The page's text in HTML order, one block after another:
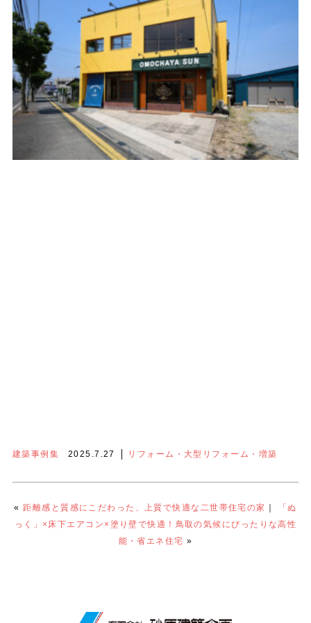
建築事例集 2025.7.27 リフォーム・大型リフォーム・増築
«距離感と質感にこだわった、上質で快適な二世帯住宅の家
「ぬ
っく」×床下エアコン×塗り壁で快適！鳥取の気候にぴったりな高性
能・省エネ住宅 »